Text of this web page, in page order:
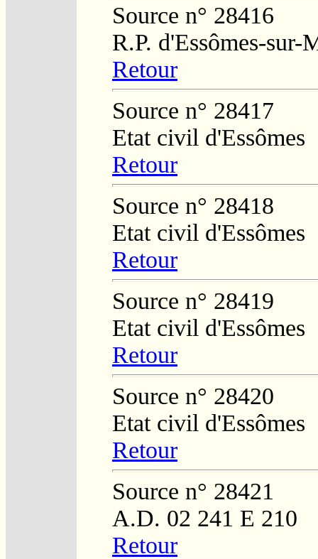
Source n° 28416
R.P. d'Essômes-sur-
Retour
Source n° 28417
Etat civil d'Essômes
Retour
Source n° 28418
Etat civil d'Essômes
Retour
Source n° 28419
Etat civil d'Essômes
Retour
Source n° 28420
Etat civil d'Essômes
Retour
Source n° 28421
A.D. 02 241 E 210
Retour